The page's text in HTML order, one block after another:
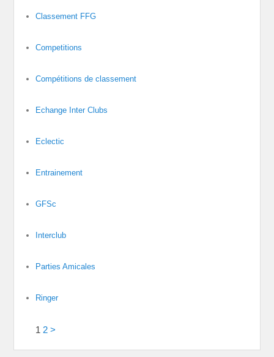
Classement FFG
Competitions
Compétitions de classement
Echange Inter Clubs
Eclectic
Entrainement
GFSc
Interclub
Parties Amicales
Ringer
1 2 >